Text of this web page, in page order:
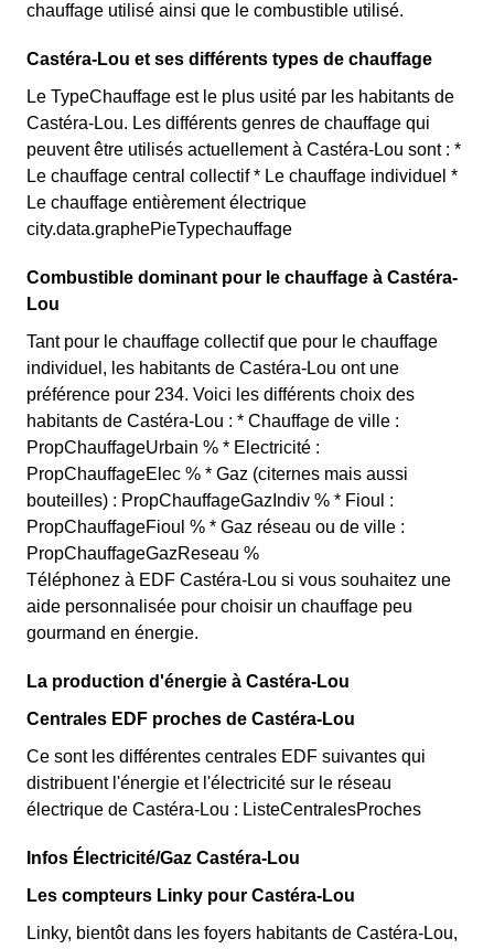
chauffage utilisé ainsi que le combustible utilisé.
Castéra-Lou et ses différents types de chauffage
Le TypeChauffage est le plus usité par les habitants de
Castéra-Lou. Les différents genres de chauffage qui
peuvent être utilisés actuellement à Castéra-Lou sont : *
Le chauffage central collectif * Le chauffage individuel *
Le chauffage entièrement électrique
city.data.graphePieTypechauffage
Combustible dominant pour le chauffage à Castéra-
Lou
Tant pour le chauffage collectif que pour le chauffage
individuel, les habitants de Castéra-Lou ont une
préférence pour 234. Voici les différents choix des
habitants de Castéra-Lou : * Chauffage de ville :
PropChauffageUrbain % * Electricité :
PropChauffageElec % * Gaz (citernes mais aussi
bouteilles) : PropChauffageGazIndiv % * Fioul :
PropChauffageFioul % * Gaz réseau ou de ville :
PropChauffageGazReseau %
Téléphonez à EDF Castéra-Lou si vous souhaitez une
aide personnalisée pour choisir un chauffage peu
gourmand en énergie.
La production d'énergie à Castéra-Lou
Centrales EDF proches de Castéra-Lou
Ce sont les différentes centrales EDF suivantes qui
distribuent l'énergie et l'électricité sur le réseau
électrique de Castéra-Lou : ListeCentralesProches
Infos Électricité/Gaz Castéra-Lou
Les compteurs Linky pour Castéra-Lou
Linky, bientôt dans les foyers habitants de Castéra-Lou,